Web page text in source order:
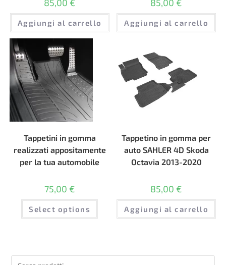
85,00 €
Aggiungi al carrello
85,00 €
Aggiungi al carrello
Tappetini in gomma
realizzati appositamente
per la tua automobile
75,00 €
Select options
Tappetino in gomma per
auto SAHLER 4D Skoda
Octavia 2013-2020
85,00 €
Aggiungi al carrello